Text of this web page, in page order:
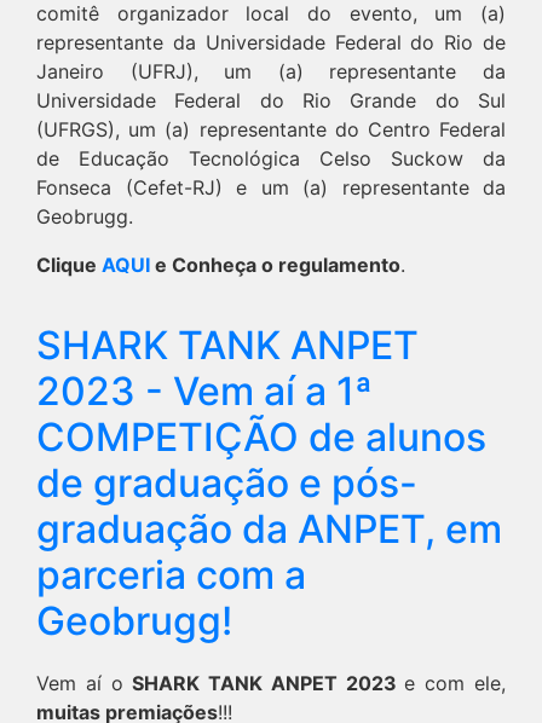
comitê organizador local do evento, um (a)
representante da Universidade Federal do Rio de
Janeiro (UFRJ), um (a) representante da
Universidade Federal do Rio Grande do Sul
(UFRGS), um (a) representante do Centro Federal
de Educação Tecnológica Celso Suckow da
Fonseca (Cefet-RJ) e um (a) representante da
Geobrugg.
Clique AQUI e Conheça o regulamento.
SHARK TANK ANPET
2023 - Vem aí a 1ª
COMPETIÇÃO de alunos
de graduação e pós-
graduação da ANPET, em
parceria com a
Geobrugg!
Vem aí oSHARK TANK ANPET 2023e com ele,
muitas premiações!!!